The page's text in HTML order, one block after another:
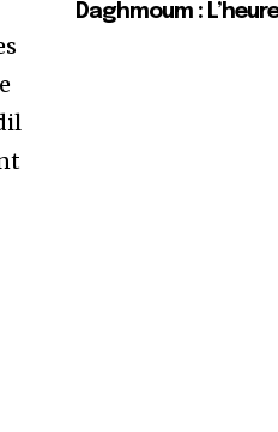
Daghmoum :